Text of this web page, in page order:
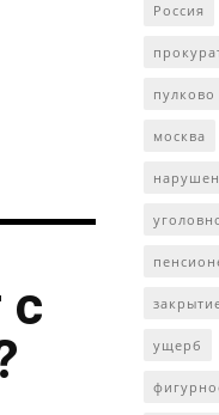
с
Россия
пулково
москва
ущерб